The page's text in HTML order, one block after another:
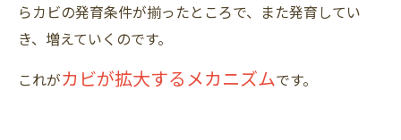
らカビの発育条件が揃ったところで、また発育してい
き、増えていくのです。
これがカビが拡大するメカニズムです。